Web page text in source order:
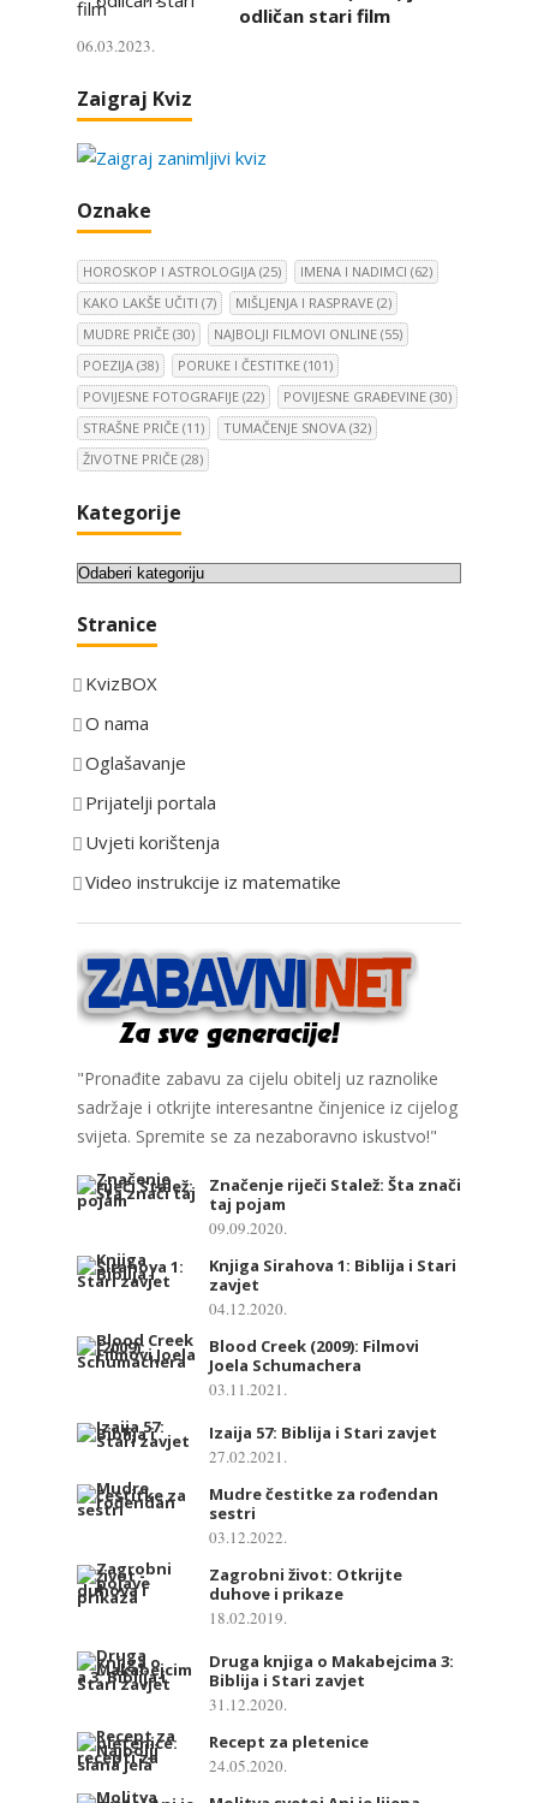
odličan stari film
06.03.2023.
Zaigraj Kviz
Oznake
HOROSKOP I ASTROLOGIJA (25) IMENA I NADIMCI (62)
KAKO LAKŠE UČITI (7) MIŠLJENJA I RASPRAVE (2)
MUDRE PRIČE (30) NAJBOLJI FILMOVI ONLINE (55)
POEZIJA (38) PORUKE I ČESTITKE (101)
POVIJESNE FOTOGRAFIJE (22) POVIJESNE GRAĐEVINE (30)
STRAŠNE PRIČE (11) TUMAČENJE SNOVA (32)
ŽIVOTNE PRIČE (28)
Kategorije
K
t
g
o
i
j
Stranice
KvizBOX
O nama
Oglašavanje
Prijatelji portala
Uvjeti korištenja
Video instrukcije iz matematike
"Pronađite zabavu za cijelu obitelj uz raznolike
sadržaje i otkrijte interesantne činjenice iz cijelog
svijeta. Spremite se za nezaboravno iskustvo!"
Značenje riječi Stalež: Šta znači
taj pojam
09.09.2020.
Knjiga Sirahova 1: Biblija i Stari
zavjet
04.12.2020.
Blood Creek (2009): Filmovi
Joela Schumachera
03.11.2021.
Izaija 57: Biblija i Stari zavjet
27.02.2021.
Mudre čestitke za rođendan
sestri
03.12.2022.
Zagrobni život: Otkrijte
duhove i prikaze
18.02.2019.
Druga knjiga o Makabejcima 3:
Biblija i Stari zavjet
31.12.2020.
Recept za pletenice
24.05.2020.